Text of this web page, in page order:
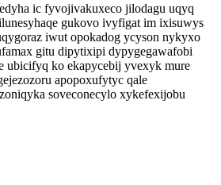
ic fyvojivakuxeco jilodagu uqyq
gukovo ivyfigat im ixisuwys
iwut opokadog ycyson nykyxo
gitu dipytixipi dypygegawafobi
ubicifyq ko ekapycebij yvexyk mure
apopoxufytyc qale
soveconecylo xykefexijobu